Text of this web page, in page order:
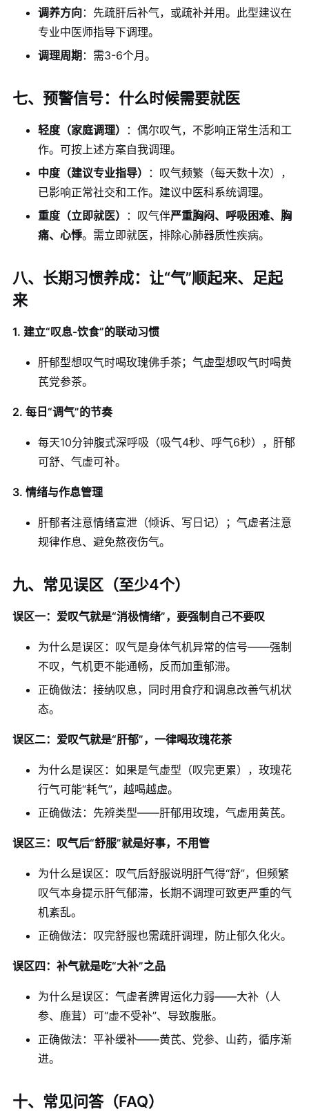
调养方向：先疏肝后补气，或疏补并用。此型建议在
专业中医师指导下调理。
调理周期：需3-6个月。
七、预警信号：什么时候需要就医
轻度（家庭调理）
：偶尔叹气，不影响正常生活和工
作。可按上述方案自我调理。
中度（建议专业指导）
：叹气频繁（每天数十次），
已影响正常社交和工作。建议中医科系统调理。
重度（立即就医）
：叹气伴严重胸闷、呼吸困难、胸
痛、心悸。需立即就医，排除心肺器质性疾病。
八、长期习惯养成：让“气”顺起来、足起
来
1. 建立“叹息-饮食”的联动习惯
肝郁型想叹气时喝玫瑰佛手茶；气虚型想叹气时喝黄
芪党参茶。
2. 每日“调气”的节奏
每天10分钟腹式深呼吸（吸气4秒、呼气6秒），肝郁
可舒、气虚可补。
3. 情绪与作息管理
肝郁者注意情绪宣泄（倾诉、写日记）；气虚者注意
规律作息、避免熬夜伤气。
九、常见误区（至少4个）
误区一：爱叹气就是“消极情绪”，要强制自己不要叹
为什么是误区：叹气是身体气机异常的信号——强制
不叹，气机更不能通畅，反而加重郁滞。
正确做法：接纳叹息，同时用食疗和调息改善气机状
态。
误区二：爱叹气就是“肝郁”，一律喝玫瑰花茶
为什么是误区：如果是气虚型（叹完更累），玫瑰花
行气可能“耗气”，越喝越虚。
正确做法：先辨类型——肝郁用玫瑰，气虚用黄芪。
误区三：叹气后“舒服”就是好事，不用管
为什么是误区：叹气后舒服说明肝气得“舒”，但频繁
叹气本身提示肝气郁滞，长期不调理可致更严重的气
机紊乱。
正确做法：叹完舒服也需疏肝调理，防止郁久化火。
误区四：补气就是吃“大补”之品
为什么是误区：气虚者脾胃运化力弱——大补（人
参、鹿茸）可“虚不受补”、导致腹胀。
正确做法：平补缓补——黄芪、党参、山药，循序渐
进。
十、常见问答（FAQ）